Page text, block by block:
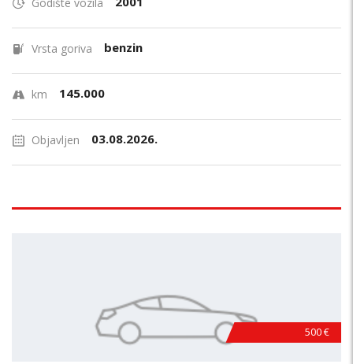
Vrsta goriva benzin
km 145.000
Objavljen 03.08.2026.
500 €